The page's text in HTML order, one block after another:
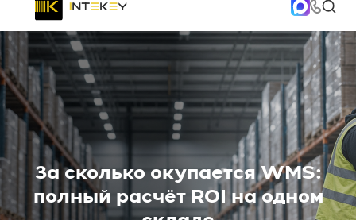
За сколько окупается WMS:
полный расчёт ROI на одном